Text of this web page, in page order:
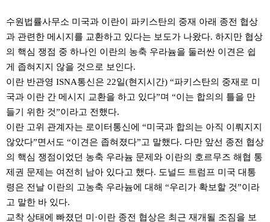
수원법률사무소 미국과 이란이 파키스탄의 중재 아래 종전 협상
과 관련한 메시지를 교환하고 있다는 보도가 나왔다. 하지만 협상
의 핵심 쟁점 중 하나인 이란의 농축 우라늄을 둘러싼 이견은 쉽
게 좁혀지지 않을 것으로 보인다.
이란 반관영 ISNA통신은 22일(현지시간) “파키스탄의 중재로 미
국과 이란 간 메시지 교환을 하고 있다”며 “이는 합의의 틀을 만
들기 위한 것”이라고 전했다.
이란 고위 관계자는 로이터통신에 “미국과 합의는 아직 이뤄지지
않았다”면서도 “이견은 좁혀졌다”고 말했다. 다만 앞선 종전 협상
의 핵심 쟁점이었던 농축 우라늄 문제와 이란의 호르무즈 해협 통
제권 문제는 여전히 남아 있다고 했다. 도널드 트럼프 미국 대통
령은 전날 이란의 고농축 우라늄에 대해 “우리가 확보할 것”이라
고 말한 바 있다.
교착 상태에 빠졌던 미·이란 종전 협상은 최근 재개될 조짐을 보